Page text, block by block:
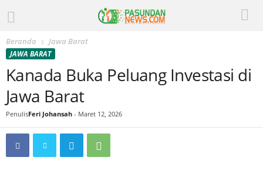
Beranda Jawa Barat
JAWA BARAT
Kanada Buka Peluang Investasi di
Jawa Barat
PenulisFeri Johansah - Maret 12, 2026